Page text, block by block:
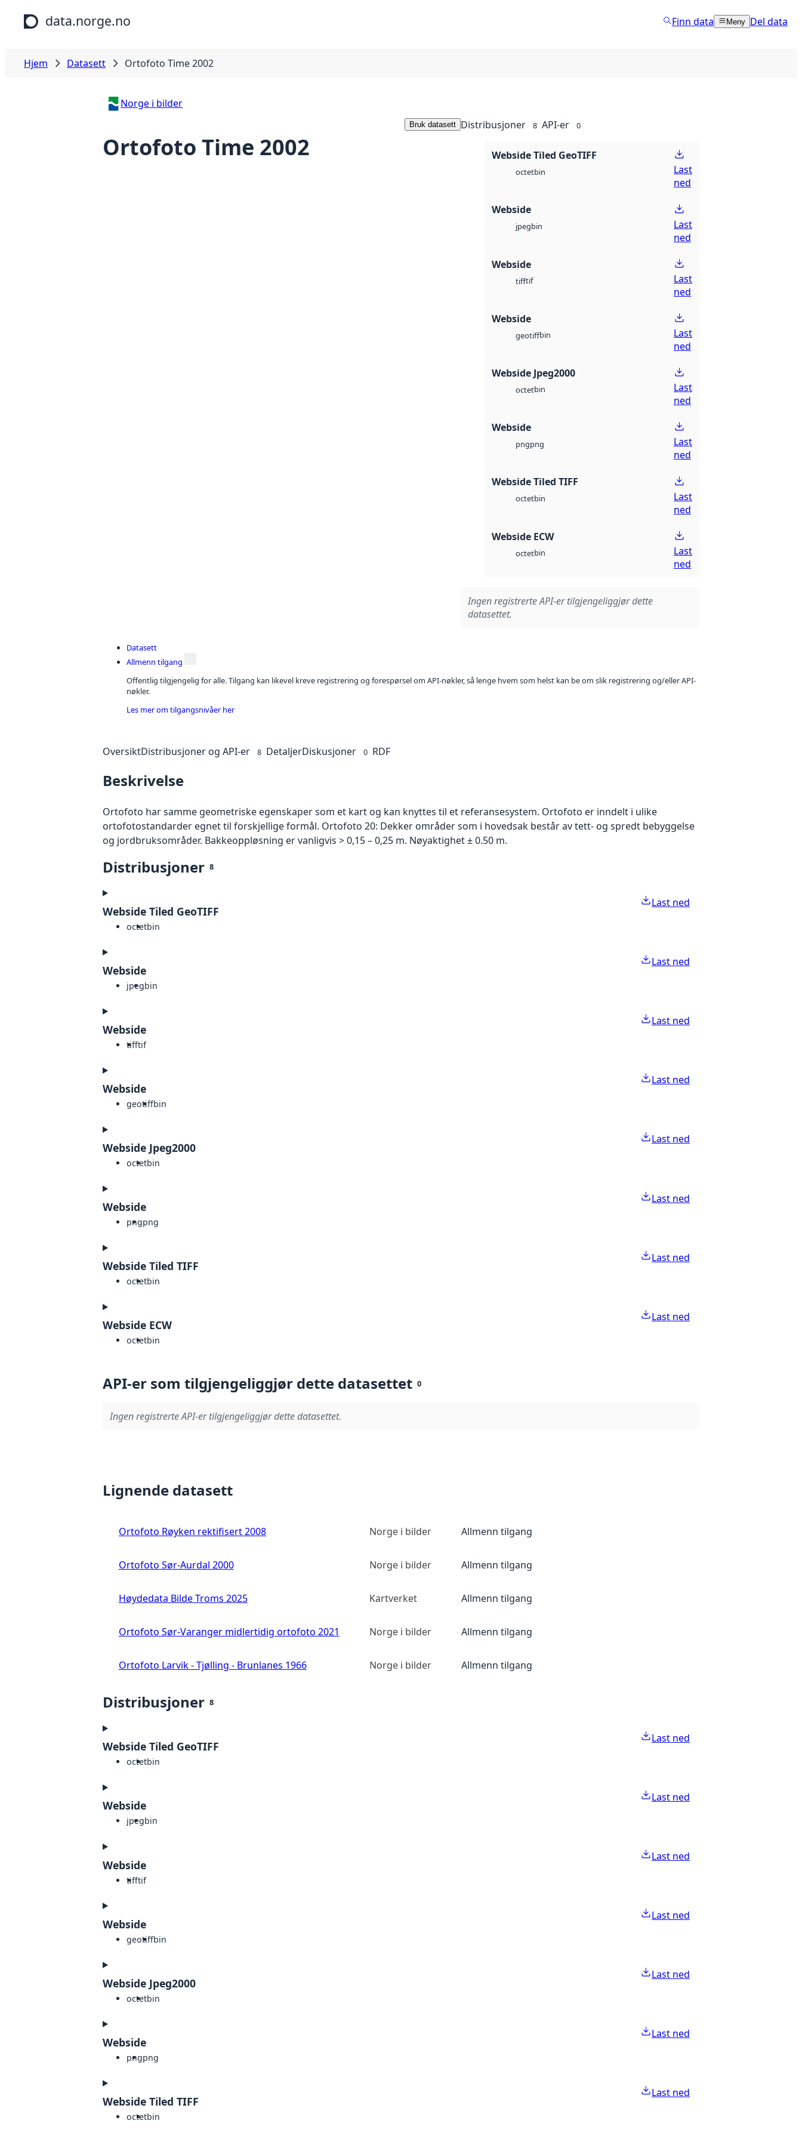
Hopp til hovedinnhold
data.norge.no Finn data Meny Del data
Hjem Datasett Ortofoto Time 2002
Norge i bilder
Ortofoto Time 2002
Bruk datasett Distribusjoner 8 API-er 0
Webside Tiled GeoTIFF
octetbin
Last
ned
Webside
jpegbin
Last
ned
Webside
tifftif
Last
ned
Webside
geotiffbin
Last
ned
Webside Jpeg2000
octetbin
Last
ned
Webside
pngpng
Last
ned
Webside Tiled TIFF
octetbin
Last
ned
Webside ECW
octetbin
Last
ned
Ingen registrerte API-er tilgjengeliggjør dette
datasettet.
Datasett
Allmenn tilgang
Offentlig tilgjengelig for alle. Tilgang kan likevel kreve registrering og forespørsel om API-nøkler, så lenge hvem som helst kan be om slik registrering og/eller API-
nøkler.
Les mer om tilgangsnivåer her
OversiktDistribusjoner og API-er 8 DetaljerDiskusjoner 0 RDF
Beskrivelse
Ortofoto har samme geometriske egenskaper som et kart og kan knyttes til et referansesystem. Ortofoto er inndelt i ulike
ortofotostandarder egnet til forskjellige formål. Ortofoto 20: Dekker områder som i hovedsak består av tett- og spredt bebyggelse
og jordbruksområder. Bakkeoppløsning er vanligvis > 0,15 – 0,25 m. Nøyaktighet ± 0.50 m.
Distribusjoner 8
Webside Tiled GeoTIFF
octetbin
Last ned
Webside
jpegbin
Last ned
Webside
tifftif
Last ned
Webside
geotiffbin
Last ned
Webside Jpeg2000
octetbin
Last ned
Webside
pngpng
Last ned
Webside Tiled TIFF
octetbin
Last ned
Webside ECW
octetbin
Last ned
API-er som tilgjengeliggjør dette datasettet 0
Ingen registrerte API-er tilgjengeliggjør dette datasettet.
Lignende datasett
Ortofoto Røyken rektifisert 2008 Norge i bilder Allmenn tilgang
Ortofoto Sør-Aurdal 2000 Norge i bilder Allmenn tilgang
Høydedata Bilde Troms 2025 Kartverket Allmenn tilgang
Ortofoto Sør-Varanger midlertidig ortofoto 2021 Norge i bilder Allmenn tilgang
Ortofoto Larvik - Tjølling - Brunlanes 1966 Norge i bilder Allmenn tilgang
Distribusjoner 8
Webside Tiled GeoTIFF
octetbin
Last ned
Webside
jpegbin
Last ned
Webside
tifftif
Last ned
Webside
geotiffbin
Last ned
Webside Jpeg2000
octetbin
Last ned
Webside
pngpng
Last ned
Webside Tiled TIFF
octetbin
Last ned